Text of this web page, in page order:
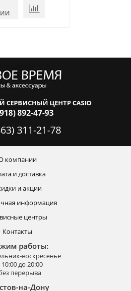
ЦЕНТР CASIO
892-47-93
311-21-78
компании
и доставка
и акции
информация
центры
Контакты
работы:
воскресенье
10:00 до 20:00
перерыва
на-Дону